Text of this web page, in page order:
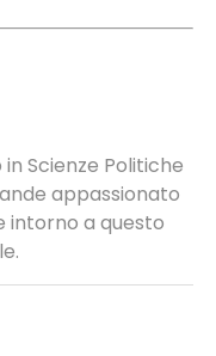
Scienze Politiche
appassionato
intorno a questo